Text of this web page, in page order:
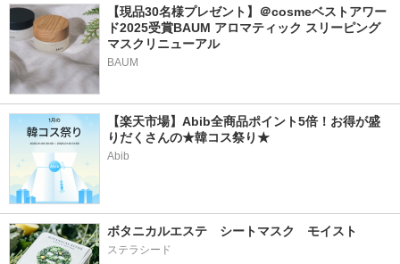
【現品30名様プレゼント】＠cosmeベストアワー
ド2025受賞BAUM アロマティック スリーピング
マスクリニューアル
BAUM
【楽天市場】Abib全商品ポイント5倍！お得が盛
りだくさんの★韓コス祭り★
Abib
ボタニカルエステ　シートマスク　モイスト
ステラシード